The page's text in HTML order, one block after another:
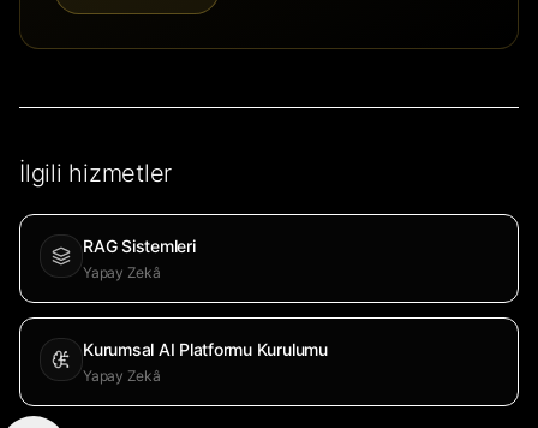
İlgili hizmetler
RAG Sistemleri
Yapay Zekâ
Kurumsal AI Platformu Kurulumu
Yapay Zekâ